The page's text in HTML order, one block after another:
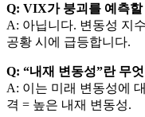
Q: VIX가 붕괴를 예측할
A: 아닙니다. 변동성 지
공황 시에 급등합니다.
Q: “내재 변동성”란 무
A: 이는 미래 변동성에
격 = 높은 내재 변동성.